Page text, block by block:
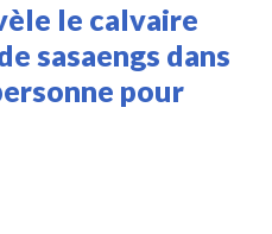
le calvaire
sasaengs dans
pour